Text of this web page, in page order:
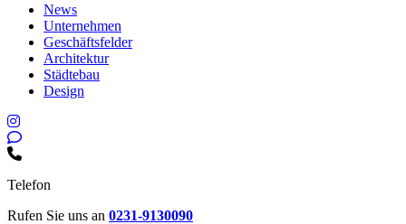
News
Unternehmen
Geschäftsfelder
Architektur
Städtebau
Design
Telefon
Rufen Sie uns an 0231-9130090